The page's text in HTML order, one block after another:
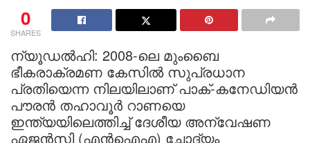
0
SHARES
ന്യൂഡല്‍ഹി: 2008-ലെ മുംബൈ
ഭീകരാക്രമണ കേസില്‍ സുപ്രധാന
പ്രതിയെന്ന നിലയിലാണ് പാക്-കനേഡിയന്‍
പൗരന്‍ തഹാവൂര്‍ റാണയെ
ഇന്ത്യയിലെത്തിച്ച് ദേശീയ അന്വേഷണ
ഏജന്‍സി (എന്‍ഐഎ) ചോദ്യം